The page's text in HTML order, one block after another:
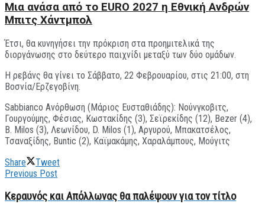
Μια ανάσα από το EURO 2027 η Εθνική Ανδρών
Μπιτς Χάντμπολ
Έτσι, θα κυνηγήσει την πρόκριση στα προημιτελικά της
διοργάνωσης στο δεύτερο παιχνίδι μεταξύ των δύο ομάδων.
Η ρεβάνς θα γίνει το Σάββατο, 22 Φεβρουαρίου, στις 21:00, στη
Βοσνία/Ερζεγοβίνη.
Sabbianco Ανόρθωση (Μάριος Ευσταθιάδης): Nούνγκοβιτς,
Γουργούμης, Φέσιας, Κωστακίδης (3), Σεϊρεκίδης (12), Bezer (4),
B. Milos (3), Λεωνίδου, D. Milos (1), Αργυρού, Μπακατσέλος,
Τσαναξίδης, Βuntic (2), Καϊμακάμης, Χαραλάμπους, Μούγιτς
Share
Tweet
Previous Post
Kεραυνός και Απόλλωνας θα παλέψουν για τον τίτλο